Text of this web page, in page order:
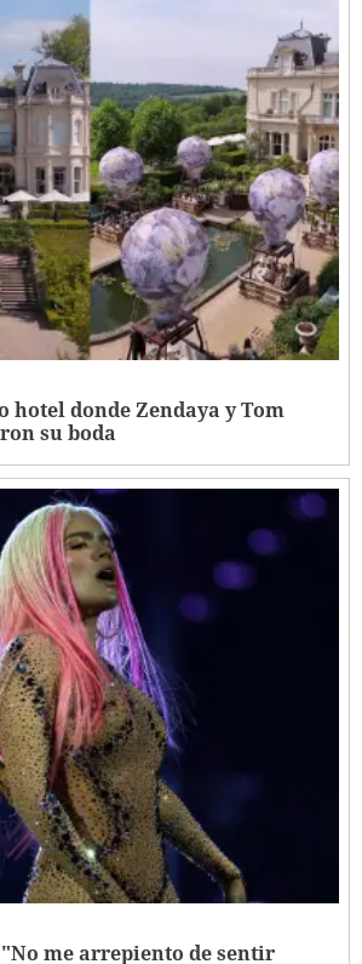
hotel donde Zendaya y Tom
su boda
me arrepiento de sentir